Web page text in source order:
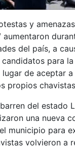
y
aumentaron
del país, a
para
de aceptar
propios
del estado
una nueva
municipio para
volvieron a